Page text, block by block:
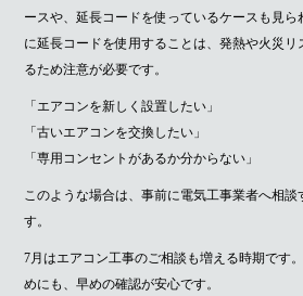
ースや、延長コードを使っているケースも見
に延長コードを使用することは、発熱や火災
るため注意が必要です。
「エアコンを新しく設置したい」
「古いエアコンを交換したい」
「専用コンセントがあるか分からない」
このような場合は、事前に電気工事業者へ相談
す。
7月はエアコン工事のご相談も増える時期です
めにも、早めの確認が安心です。